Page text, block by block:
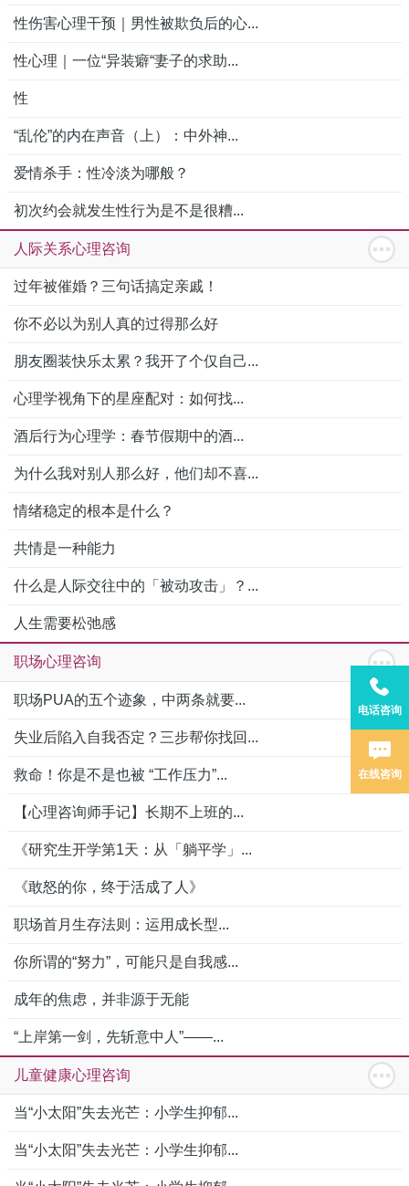
性伤害心理干预｜男性被欺负后的心...
性心理｜一位“异装癖“妻子的求助...
性
“乱伦”的内在声音（上）：中外神...
爱情杀手：性冷淡为哪般？
初次约会就发生性行为是不是很糟...
人际关系心理咨询
过年被催婚？三句话搞定亲戚！
你不必以为别人真的过得那么好
朋友圈装快乐太累？我开了个仅自己...
心理学视角下的星座配对：如何找...
酒后行为心理学：春节假期中的酒...
为什么我对别人那么好，他们却不喜...
情绪稳定的根本是什么？
共情是一种能力
什么是人际交往中的「被动攻击」？...
人生需要松弛感
职场心理咨询
职场PUA的五个迹象，中两条就要...
失业后陷入自我否定？三步帮你找回...
救命！你是不是也被 “工作压力”...
【心理咨询师手记】长期不上班的...
《研究生开学第1天：从「躺平学」...
《敢怒的你，终于活成了人》
职场首月生存法则：运用成长型...
你所谓的“努力”，可能只是自我感...
成年的焦虑，并非源于无能
“上岸第一剑，先斩意中人”——...
儿童健康心理咨询
当“小太阳”失去光芒：小学生抑郁...
当“小太阳”失去光芒：小学生抑郁...
电话咨询
在线咨询